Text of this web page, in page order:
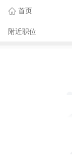
首页
附近职位